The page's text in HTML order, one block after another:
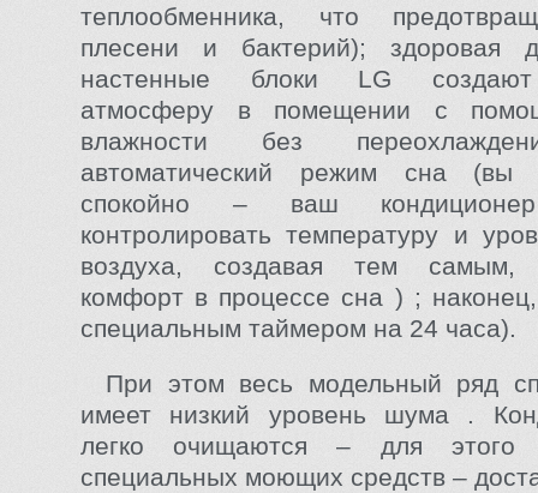
теплообменника, что
плесени и бактерий); здоровая
настенные блоки LG
атмосферу в помещении с
влажности без
автоматический режим сна (вы
спокойно – ваш
контролировать температуру и
воздуха, создавая тем самым,
комфорт в процессе сна ) ;
специальным таймером на 24 часа).
При этом весь модельный ряд
имеет низкий уровень шума .
легко очищаются – для этого
специальных моющих средств –